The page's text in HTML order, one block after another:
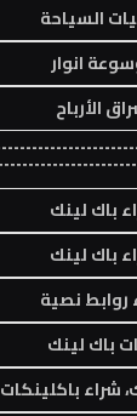
السياحة
انوار
الأرباح
باك لينك
باك لينك
روابط نصية
باك لينك
شراء باكلينكات